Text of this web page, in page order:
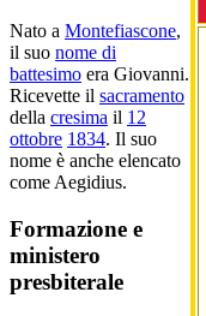
Nato a Montefiascone,
il suo nome di
battesimo era Giovanni.
Ricevette il sacramento
della cresima il 12
ottobre 1834. Il suo
nome è anche elencato
come Aegidius.
Formazione e
ministero
presbiterale